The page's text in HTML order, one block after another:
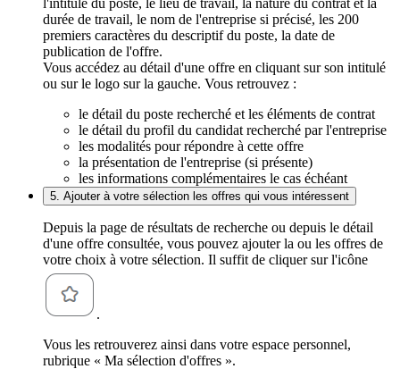
durée de travail, le nom de l'entreprise si précisé, les 200
premiers caractères du descriptif du poste, la date de
publication de l'offre.
Vous accédez au détail d'une offre en cliquant sur son intitulé
ou sur le logo sur la gauche. Vous retrouvez :
le détail du poste recherché et les éléments de contrat
le détail du profil du candidat recherché par l'entreprise
les modalités pour répondre à cette offre
la présentation de l'entreprise (si présente)
les informations complémentaires le cas échéant
5. Ajouter à votre sélection les offres qui vous intéressent
Depuis la page de résultats de recherche ou depuis le détail
d'une offre consultée, vous pouvez ajouter la ou les offres de
votre choix à votre sélection. Il suffit de cliquer sur l'icône
.
Vous les retrouverez ainsi dans votre espace personnel,
rubrique « Ma sélection d'offres ».